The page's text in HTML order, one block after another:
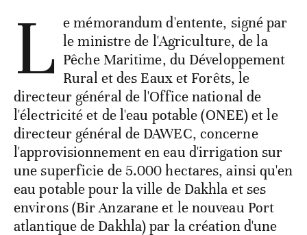
L e mémorandum d'entente, signé par
le ministre de l'Agriculture, de la
Pêche Maritime, du Développement
Rural et des Eaux et Forêts, le
directeur général de l'Office national de
l'électricité et de l'eau potable (ONEE) et le
directeur général de DAWEC, concerne
l'approvisionnement en eau d'irrigation sur
une superficie de 5.000 hectares, ainsi qu'en
eau potable pour la ville de Dakhla et ses
environs (Bir Anzarane et le nouveau Port
atlantique de Dakhla) par la création d'une